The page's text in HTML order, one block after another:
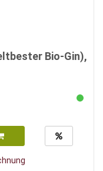
Bio-Gin),